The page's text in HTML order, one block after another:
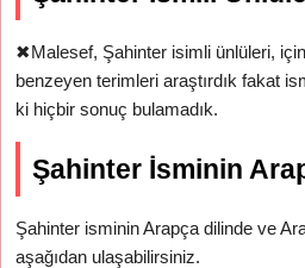
✖Malesef, Şahinter isimli ünlüleri,
benzeyen terimleri araştırdık fakat
ki hiçbir sonuç bulamadık.
Şahinter İsminin
Şahinter isminin Arapça dilinde ve
aşağıdan ulaşabilirsiniz.